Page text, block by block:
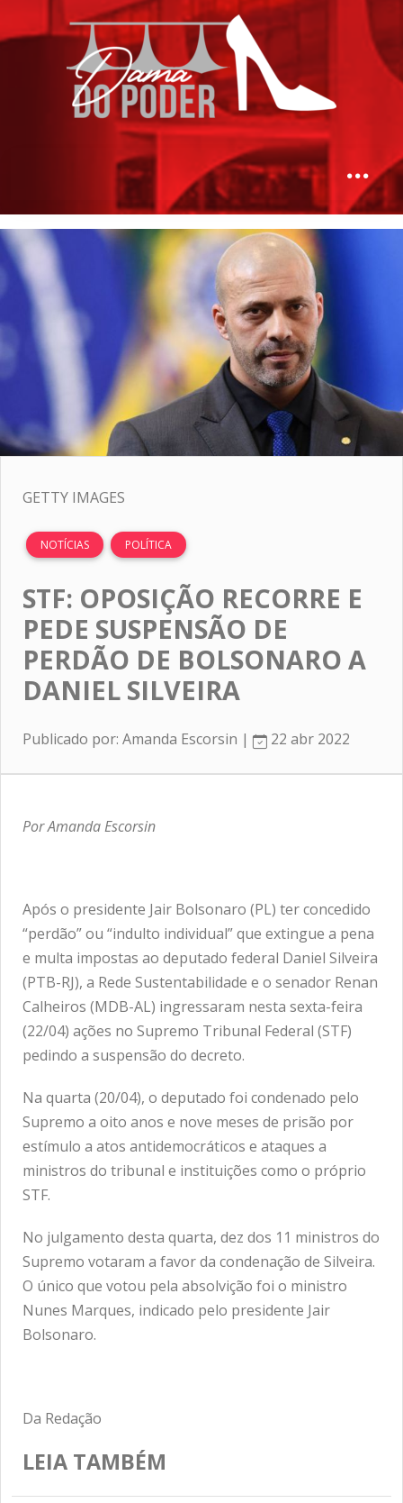
GETTY IMAGES
NOTÍCIAS POLÍTICA
STF: OPOSIÇÃO RECORRE E
PEDE SUSPENSÃO DE
PERDÃO DE BOLSONARO A
DANIEL SILVEIRA
Publicado por: Amanda Escorsin | 22 abr 2022
Por Amanda Escorsin
Após o presidente Jair Bolsonaro (PL) ter concedido
“perdão” ou “indulto individual” que extingue a pena
e multa impostas ao deputado federal Daniel Silveira
(PTB-RJ), a Rede Sustentabilidade e o senador Renan
Calheiros (MDB-AL) ingressaram nesta sexta-feira
(22/04) ações no Supremo Tribunal Federal (STF)
pedindo a suspensão do decreto.
Na quarta (20/04), o deputado foi condenado pelo
Supremo a oito anos e nove meses de prisão por
estímulo a atos antidemocráticos e ataques a
ministros do tribunal e instituições como o próprio
STF.
No julgamento desta quarta, dez dos 11 ministros do
Supremo votaram a favor da condenação de Silveira.
O único que votou pela absolvição foi o ministro
Nunes Marques, indicado pelo presidente Jair
Bolsonaro.
Da Redação
LEIA TAMBÉM